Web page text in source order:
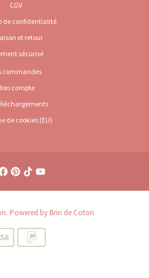
CGV
de confidentialité
et retour
sécurisé
commandes
compte
de cookies (EU)
Powered by Brin de Coton